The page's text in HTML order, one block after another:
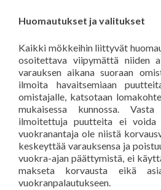
Huomautukset ja valitukset
Kaikki mökkeihin liittyvät
osoitettava viipymättä niiden
varauksen aikana suoraan
ilmoita havaitsemiaan
omistajalle, katsotaan
mukaisessa kunnossa.
ilmoitettuja puutteita ei voida
vuokranantaja ole niistä
keskeyttää varauksensa ja
vuokra-ajan päättymistä, ei
makseta korvausta eikä
vuokranpalautukseen.